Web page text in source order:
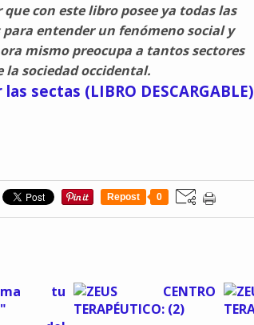
con este libro posee ya todas las
para entender un fenómeno social y
mismo preocupa a tantos sectores
la sociedad occidental.
sectas (LIBRO DESCARGABLE)
Repost 0